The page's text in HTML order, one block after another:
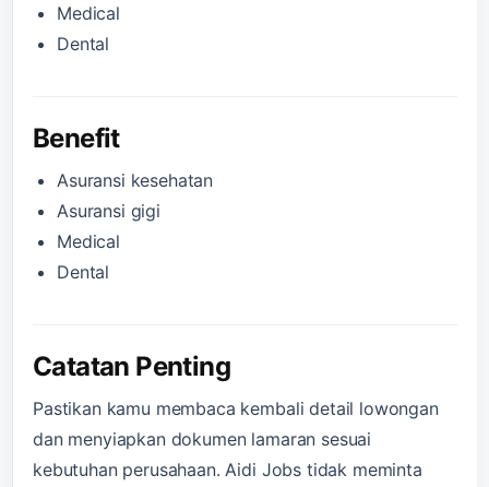
Medical
Dental
Benefit
Asuransi kesehatan
Asuransi gigi
Medical
Dental
Catatan Penting
Pastikan kamu membaca kembali detail lowongan
dan menyiapkan dokumen lamaran sesuai
kebutuhan perusahaan. Aidi Jobs tidak meminta